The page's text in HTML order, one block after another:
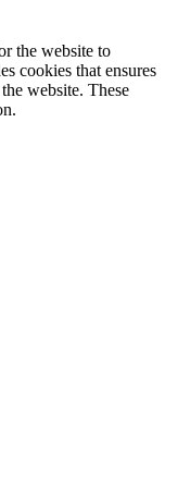
the website to
cookies that ensures
website. These